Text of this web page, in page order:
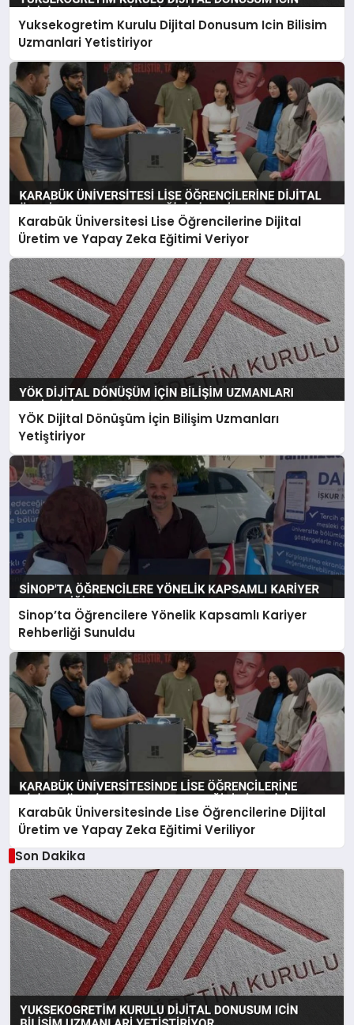
Yuksekogretim Kurulu Dijital Donusum Icin Bilisim
Uzmanlari Yetistiriyor
Karabük Üniversitesi Lise Öğrencilerine Dijital
Üretim ve Yapay Zeka Eğitimi Veriyor
YÖK Dijital Dönüşüm İçin Bilişim Uzmanları
Yetiştiriyor
Sinop’ta Öğrencilere Yönelik Kapsamlı Kariyer
Rehberliği Sunuldu
Karabük Üniversitesinde Lise Öğrencilerine Dijital
Üretim ve Yapay Zeka Eğitimi Veriliyor
Son Dakika